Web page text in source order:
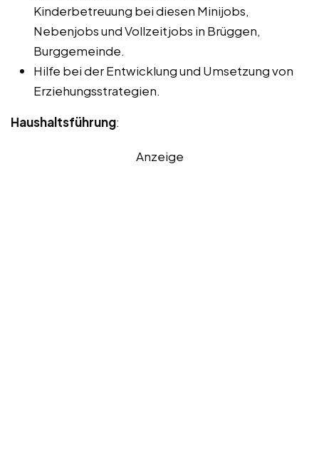
Kinderbetreuung bei diesen Minijobs,
Nebenjobs und Vollzeitjobs in Brüggen,
Burggemeinde.
Hilfe bei der Entwicklung und Umsetzung von
Erziehungsstrategien.
Haushaltsführung:
Anzeige